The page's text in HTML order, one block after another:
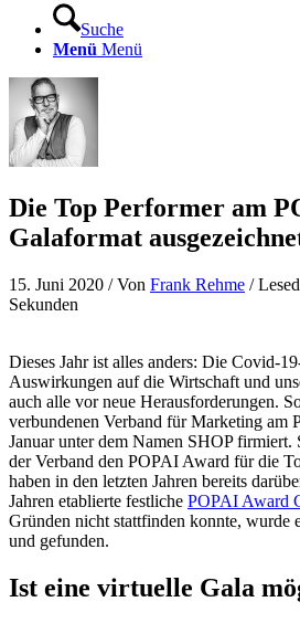
Suche
Menü Menü
Die Top Performer am
Galaformat
15. Juni 2020 / Von Frank Rehme /
Sekunden
Dieses Jahr ist alles anders: Die Covid-
Auswirkungen auf die Wirtschaft und
auch alle vor neue Herausforderungen.
verbundenen Verband für Marketing am
Januar unter dem Namen SHOP firmiert.
der Verband den POPAI Award für die
haben in den letzten Jahren bereits
Jahren etablierte festliche POPAI Award
Gründen nicht stattfinden konnte, wurde
und gefunden.
Ist eine virtuelle Gala